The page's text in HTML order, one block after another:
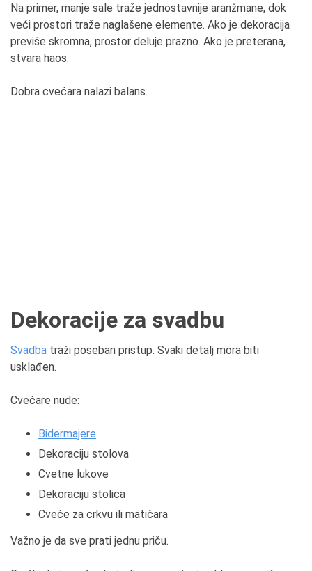
Na primer, manje sale traže jednostavnije aranžmane, dok
veći prostori traže naglašene elemente. Ako je dekoracija
previše skromna, prostor deluje prazno. Ako je preterana,
stvara haos.
Dobra cvećara nalazi balans.
Dekoracije za svadbu
Svadba traži poseban pristup. Svaki detalj mora biti
usklađen.
Cvećare nude:
Bidermajere
Dekoraciju stolova
Cvetne lukove
Dekoraciju stolica
Cveće za crkvu ili matičara
Važno je da sve prati jednu priču.